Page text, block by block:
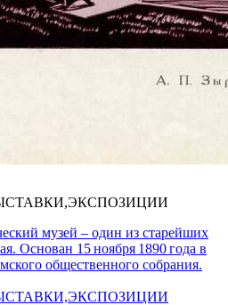
музей – один из старейших
Основан 15 ноября 1890 года в
общественного собрания.